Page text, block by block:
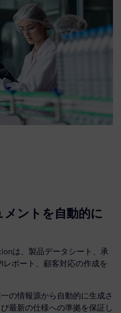
ントを自動的に
は、製品データシート、承
レポート、顧客対応の作成を
の情報源から自動的に生成さ
最新の仕様への準拠を保証し